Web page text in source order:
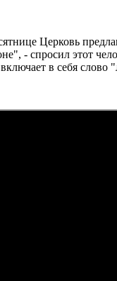
Церковь
- спросил этот
в себя